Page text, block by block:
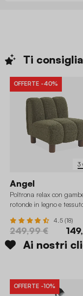
Ti
3
OFFERTE -40%
Angel
Poltrona relax con
rotonde in legno e
4.5 (18)
249,99 €
Ai nostri
OFFERTE -10%